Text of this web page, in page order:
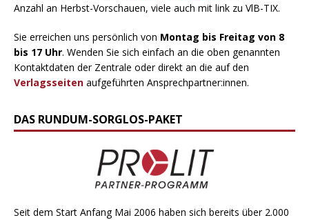
Anzahl an Herbst-Vorschauen, viele auch mit link zu VlB-TIX.
Sie erreichen uns persönlich von Montag bis Freitag von 8
bis 17 Uhr. Wenden Sie sich einfach an die oben genannten
Kontaktdaten der Zentrale oder direkt an die auf den
Verlagsseiten aufgeführten Ansprechpartner:innen.
DAS RUNDUM-SORGLOS-PAKET
Seit dem Start Anfang Mai 2006 haben sich bereits über 2.000